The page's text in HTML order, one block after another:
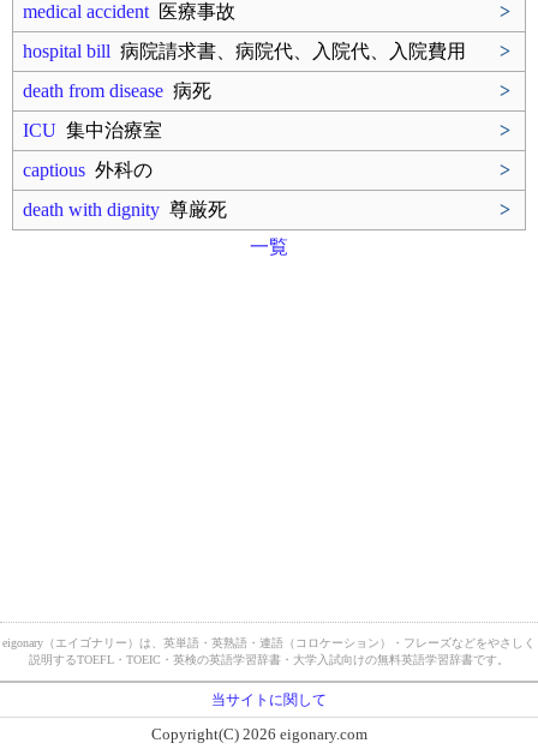
medical accident 医療事故
>
hospital bill 病院請求書、病院代、入院代、入院費用
>
death from disease 病死
>
ICU 集中治療室
>
captious 外科の
>
death with dignity 尊厳死
>
一覧
eigonary（エイゴナリー）は、英単語・英熟語・連語（コロケーション）・フレーズなどをやさしく
説明するTOEFL・TOEIC・英検の英語学習辞書・大学入試向けの無料英語学習辞書です。
当サイトに関して
Copyright(C) 2026 eigonary.com